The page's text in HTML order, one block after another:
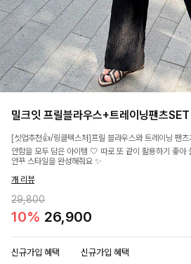
밀크잇 프릴블라우스+트레이닝팬츠SET
[셋업추천👍/링클텍스처]프릴 블라우스와 트레이닝 팬
안함을 모두 담은 아이템 🤍 따로 또 같이 활용하기 좋아
안꾸 스타일을 완성해줘요 ✨
개 리뷰
29,800
10% 26,900
신규가입 혜택 신규가입 혜택